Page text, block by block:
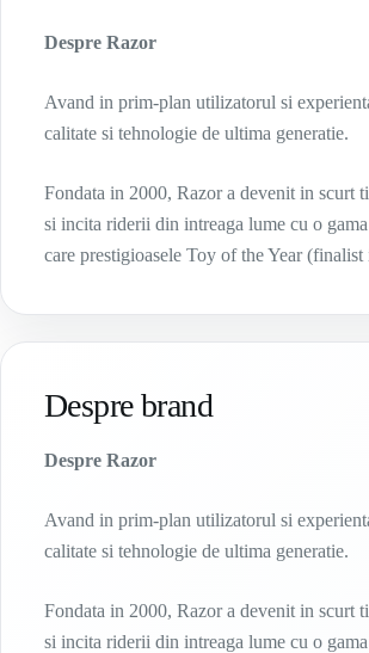
Despre Razor
Avand in prim-plan utilizatorul si
calitate si tehnologie de ultima generatie.
Fondata in 2000, Razor a devenit in scurt
si incita riderii din intreaga lume cu o
care prestigioasele Toy of the Year
Despre brand
Despre Razor
Avand in prim-plan utilizatorul si
calitate si tehnologie de ultima generatie.
Fondata in 2000, Razor a devenit in scurt
si incita riderii din intreaga lume cu o